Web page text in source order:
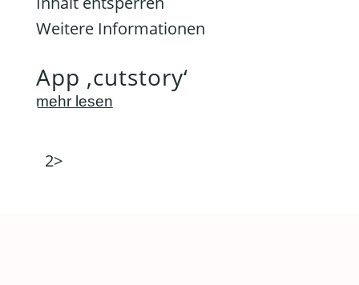
Weitere Informationen
App ‚cutstory‘
mehr lesen
2>